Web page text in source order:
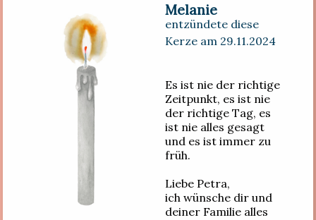
Melanie
entzündete diese
Kerze am 29.11.2024
Es ist nie der richtige
Zeitpunkt, es ist nie
der richtige Tag, es
ist nie alles gesagt
und es ist immer zu
früh.
Liebe Petra,
ich wünsche dir und
deiner Familie alles